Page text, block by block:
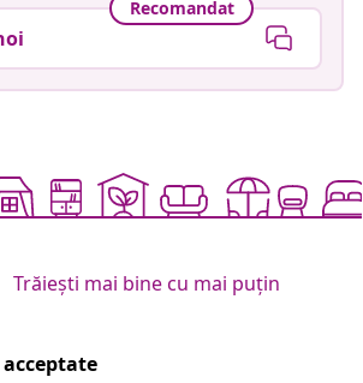
Recomandat
Trăiești mai bine cu mai puțin